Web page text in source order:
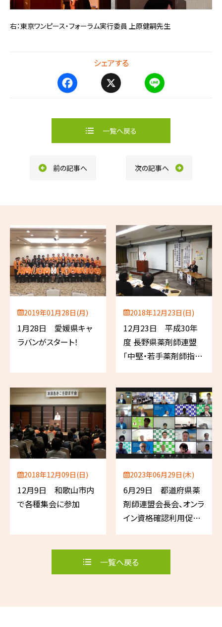
右：東京ワンピース・フォーラム実行委員 上原健嗣先生
シェアする
e
o
e
一覧へ戻る
前の記事へ 次の記事へ
2019年01月28日(月)
1月28日 愛媛県キャ
ラバンがスタート！
2018年12月23日(日)
12月23日 平成30年
度 長野県薬剤師連盟
「中堅・若手薬剤師指導
2018年12月09日(日)
12月9日 和歌山市内
で各種集会に参加
2023年06月29日(木)
6月29日 都道府県薬
剤師連盟会長会、オンラ
イン資格確認利用促進
本部
一覧へ戻る